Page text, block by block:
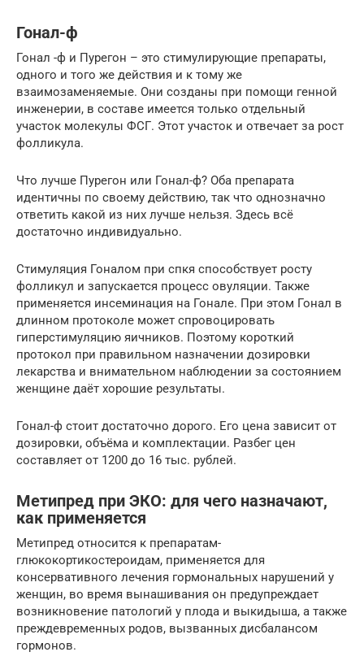
Гонал-ф
Гонал -ф и Пурегон – это стимулирующие препараты,
одного и того же действия и к тому же
взаимозаменяемые. Они созданы при помощи генной
инженерии, в составе имеется только отдельный
участок молекулы ФСГ. Этот участок и отвечает за рост
фолликула.
Что лучше Пурегон или Гонал-ф? Оба препарата
идентичны по своему действию, так что однозначно
ответить какой из них лучше нельзя. Здесь всё
достаточно индивидуально.
Стимуляция Гоналом при спкя способствует росту
фолликул и запускается процесс овуляции. Также
применяется инсеминация на Гонале. При этом Гонал в
длинном протоколе может спровоцировать
гиперстимуляцию яичников. Поэтому короткий
протокол при правильном назначении дозировки
лекарства и внимательном наблюдении за состоянием
женщине даёт хорошие результаты.
Гонал-ф стоит достаточно дорого. Его цена зависит от
дозировки, объёма и комплектации. Разбег цен
составляет от 1200 до 16 тыс. рублей.
Метипред при ЭКО: для чего назначают,
как применяется
Метипред относится к препаратам-
глюкокортикостероидам, применяется для
консервативного лечения гормональных нарушений у
женщин, во время вынашивания он предупреждает
возникновение патологий у плода и выкидыша, а также
преждевременных родов, вызванных дисбалансом
гормонов.